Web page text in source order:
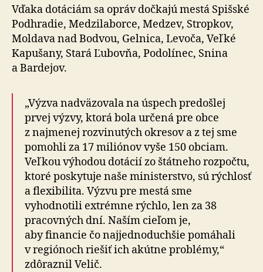
Vďaka dotáciám sa opráv dočkajú mestá Spišské
Podhradie, Medzilaborce, Medzev, Stropkov,
Moldava nad Bodvou, Gelnica, Levoča, Veľké
Kapušany, Stará Ľubovňa, Podolínec, Snina
a Bardejov.
„Výzva nadväzovala na úspech predošlej
prvej výzvy, ktorá bola určená pre obce
z najmenej rozvinutých okresov a z tej sme
pomohli za 17 miliónov vyše 150 obciam.
Veľkou výhodou dotácií zo štátneho rozpočtu,
ktoré poskytuje naše ministerstvo, sú rýchlosť
a flexibilita. Výzvu pre mestá sme
vyhodnotili extrémne rýchlo, len za 38
pracovných dní. Naším cieľom je,
aby financie čo najjednoduchšie pomáhali
v regiónoch riešiť ich akútne problémy,“
zdôraznil Velič.